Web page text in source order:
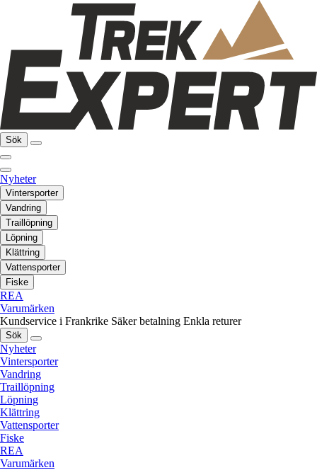
Sök
Nyheter
Vintersporter
Vandring
Traillöpning
Löpning
Klättring
Vattensporter
Fiske
REA
Varumärken
Kundservice i Frankrike Säker betalning Enkla returer
Sök
Nyheter
Vintersporter
Vandring
Traillöpning
Löpning
Klättring
Vattensporter
Fiske
REA
Varumärken